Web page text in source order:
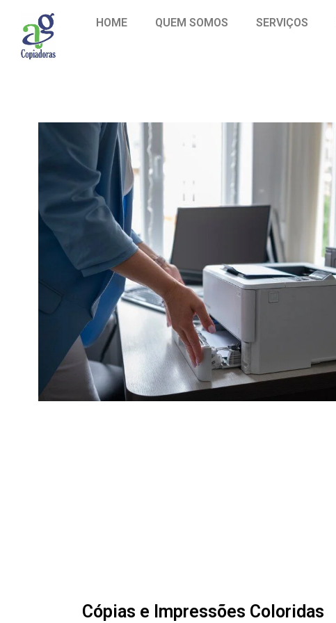
HOME QUEM SOMOS SERVIÇOS
Cópias e Impressões Coloridas